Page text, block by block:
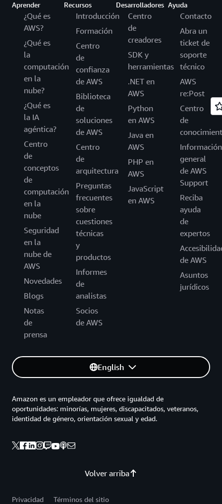
Aprender
¿Qué es
AWS?
¿Qué es
la
computación
en la
nube?
¿Qué es
la IA
agéntica?
Centro
de
conceptos
de
computación
en la
nube
Seguridad
en la
nube de
AWS
Novedades
Blogs
Notas
de
prensa
Recursos
Introducción
Formación
Centro
de
confianza
de AWS
Biblioteca
de
soluciones
de AWS
Centro
de
arquitectura
Preguntas
frecuentes
sobre
cuestiones
técnicas
y
productos
Informes
de
analistas
Socios
de AWS
Desarrolladores
Centro
de
creadores
SDK y
herramientas
.NET en
AWS
Python
en AWS
Java en
AWS
PHP en
AWS
JavaScript
en AWS
Ayuda
Contacto
Abra un
ticket de
soporte
técnico
AWS
re:Post
Centro
de
Información
general
de AWS
Support
Reciba
ayuda
de
expertos
de AWS
Asuntos
jurídicos
English
Volver arriba
Amazon es un empleador que ofrece igualdad de
oportunidades: minorías, mujeres, discapacitados, veteranos,
identidad de género, orientación sexual y edad.
Privacidad Términos del sitio